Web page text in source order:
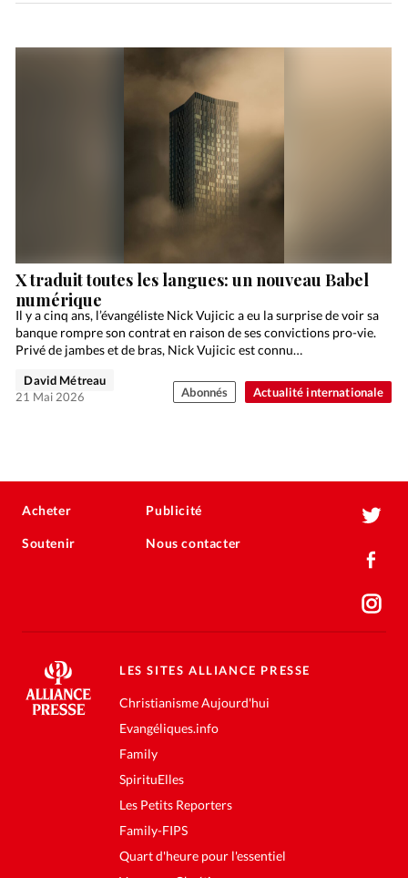
Actualité internationale
X traduit toutes les langues: un nouveau Babel
numérique
Il y a cinq ans, l’évangéliste Nick Vujicic a eu la surprise de voir sa
banque rompre son contrat en raison de ses convictions pro-vie.
Privé de jambes et de bras, Nick Vujicic est connu…
David Métreau
21 Mai 2026
Abonnés
Acheter
Soutenir
Publicité
Nous contacter
LES SITES ALLIANCE PRESSE
Christianisme Aujourd'hui
Evangéliques.info
Family
SpirituElles
Les Petits Reporters
Family-FIPS
Quart d'heure pour l'essentiel